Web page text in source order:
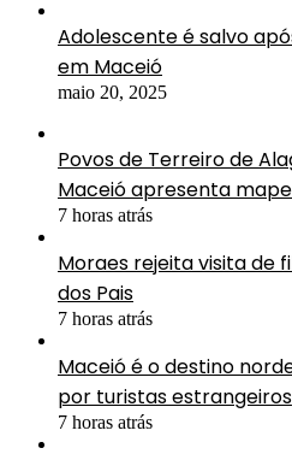
Adolescente é salvo
em Maceió
maio 20, 2025
Povos de Terreiro de
Maceió apresenta
7 horas atrás
Moraes rejeita visita de
dos Pais
7 horas atrás
Maceió é o destino
por turistas estrangeiros
7 horas atrás